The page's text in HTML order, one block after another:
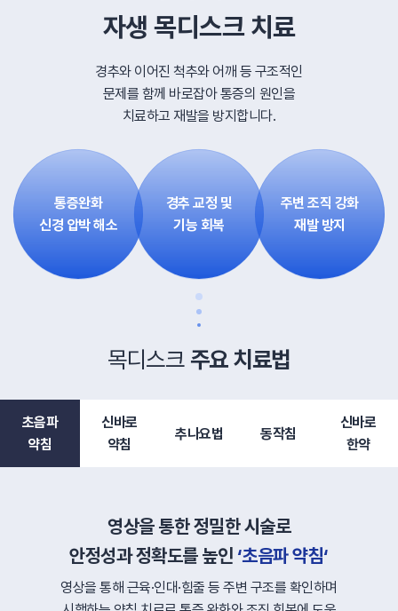
자생 목디스크 치료
경추와 이어진 척추와 어깨 등 구조적인
문제를 함께 바로잡아통증의 원인을
치료하고 재발을 방지합니다.
통증완화
신경 압박 해소
경추 교정 및
기능 회복
주변 조직 강화
재발 방지
목디스크 주요 치료법
초음파
약침
신바로
약침
추나요법 동작침
신바로
한약
영상을 통한 정밀한 시술로
안정성과 정확도를 높인 ‘초음파 약침‘
영상을 통해 근육·인대·힘줄 등 주변 구조를 확인하며